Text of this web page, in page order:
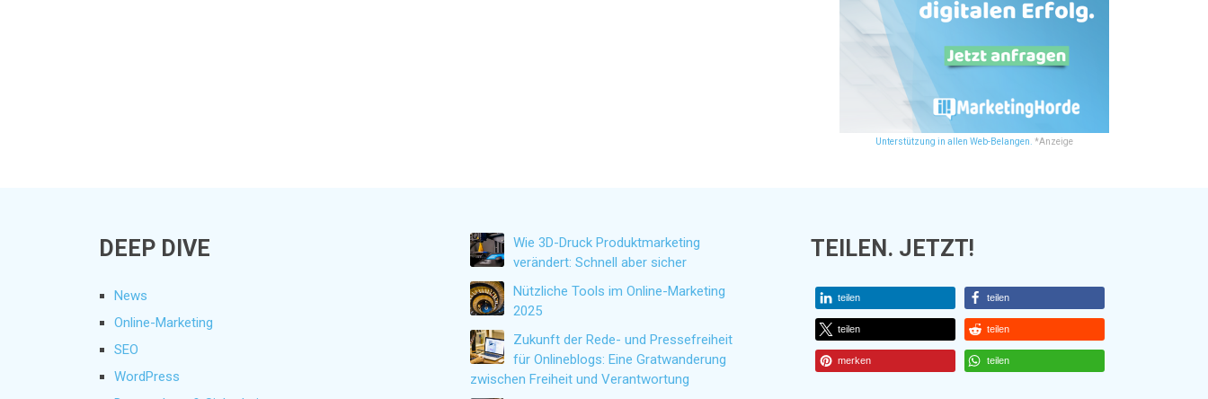
Unterstützung in allen Web-Belangen. *Anzeige
DEEP DIVE
News
Online-Marketing
SEO
WordPress
Wie 3D-Druck Produktmarketing
verändert: Schnell aber sicher
Nützliche Tools im Online-Marketing
2025
Zukunft der Rede- und Pressefreiheit
für Onlineblogs: Eine Gratwanderung
zwischen Freiheit und Verantwortung
TEILEN. JETZT!
teilen teilen
teilen teilen
merken teilen